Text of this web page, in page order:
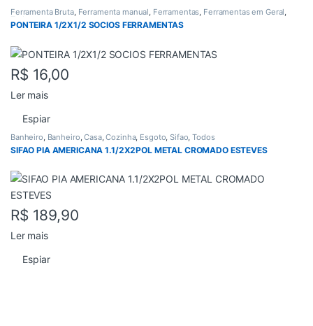
Ferramenta Bruta, Ferramenta manual, Ferramentas, Ferramentas em Geral,
Todos
PONTEIRA 1/2X1/2 SOCIOS FERRAMENTAS
R$ 16,00
Ler mais
Espiar
Banheiro, Banheiro,Casa,Cozinha, Esgoto,Sifao,Todos
SIFAO PIA AMERICANA 1.1/2X2POL METAL CROMADO ESTEVES
R$ 189,90
Ler mais
Espiar